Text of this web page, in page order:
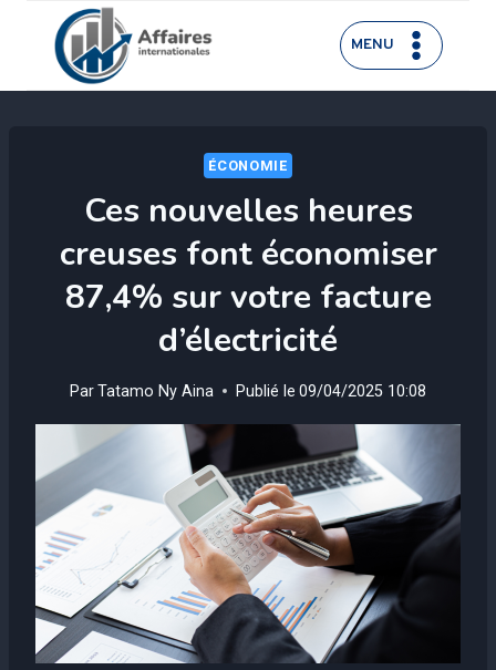
contenu
MENU
ÉCONOMIE
Ces nouvelles heures
creuses font économiser
87,4% sur votre facture
d’électricité
ParTatamo Ny Aina Publié le 09/04/2025 10:08